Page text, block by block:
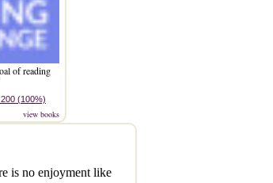
of reading
(100%)
view books
is no enjoyment like